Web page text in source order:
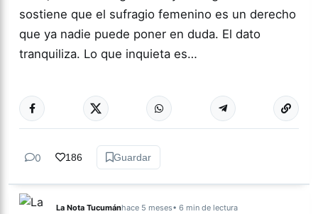
sostiene que el sufragio femenino es un derecho
que ya nadie puede poner en duda. El dato
tranquiliza. Lo que inquieta es…
ACTUALIDAD Más
0 186 Guardar
La Nota Tucumánhace 5 meses• 6 min de lectura